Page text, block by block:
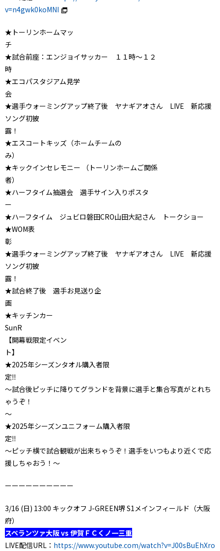
v=n4gwk0koMNI
★トーリンホームマッ
★試合前座：エンジョイサッカー １１時～１２
★エコパスタジアム見学
★選手ウォーミングアップ終了後 ヤナギアオさん LIVE 新応援
ソング初披
★エスコートキッズ（ホームチームの
★キックインセレモニー （トーリンホームご関係
★ハーフタイム抽選会 選手サイン入りポスタ
★ハーフタイム ジュビロ磐田CRO山田大記さん トークショー
★WOM表
★選手ウォーミングアップ終了後 ヤナギアオさん LIVE 新応援
ソング初披
★試合終了後 選手お見送り企
★キッチンカー
【開幕戦限定イベン
★2025年シーズンタオル購入者限
～試合後ピッチに降りてグランドを背景に選手と集合写真がとれち
ゃうぞ！
★2025年シーズンユニフォーム購入者限
～ピッチ横で試合観戦が出来ちゃうぞ！選手をいつもより近くで応
援しちゃおう！～
ーーーーーーーーーー
3/16 (日) 13:00 キックオフ J-GREEN堺 S1メインフィールド（大阪
府）
スペランツァ大阪 vs 伊賀ＦＣくノ一三重
LIVE配信URL： https://www.youtube.com/watch?v=J00sBuEhXro